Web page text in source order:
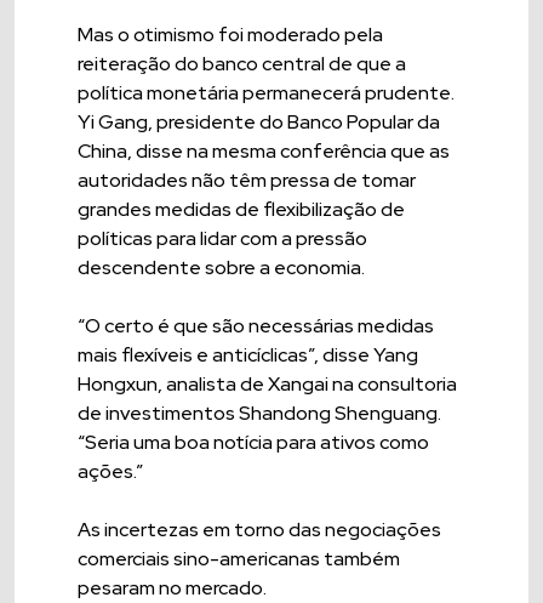
Mas o otimismo foi moderado pela
reiteração do banco central de que a
política monetária permanecerá prudente.
Yi Gang, presidente do Banco Popular da
China, disse na mesma conferência que as
autoridades não têm pressa de tomar
grandes medidas de flexibilização de
políticas para lidar com a pressão
descendente sobre a economia.
“O certo é que são necessárias medidas
mais flexíveis e anticíclicas”, disse Yang
Hongxun, analista de Xangai na consultoria
de investimentos Shandong Shenguang.
“Seria uma boa notícia para ativos como
ações.”
As incertezas em torno das negociações
comerciais sino-americanas também
pesaram no mercado.